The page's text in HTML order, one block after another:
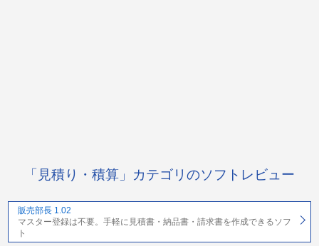
「見積り・積算」カテゴリのソフトレビュー
販売部長 1.02
マスター登録は不要。手軽に見積書・納品書・請求書を作成できるソフ
ト